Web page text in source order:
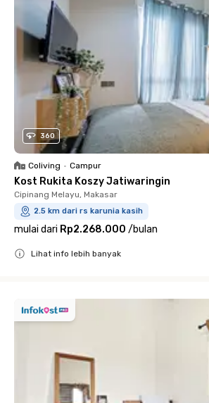
360
Coliving • Campur
Kost Rukita Koszy Jatiwaringin
Cipinang Melayu, Makasar
2.5 km dari rs karunia kasih
mulai dari Rp2.268.000 /bulan
Lihat info lebih banyak